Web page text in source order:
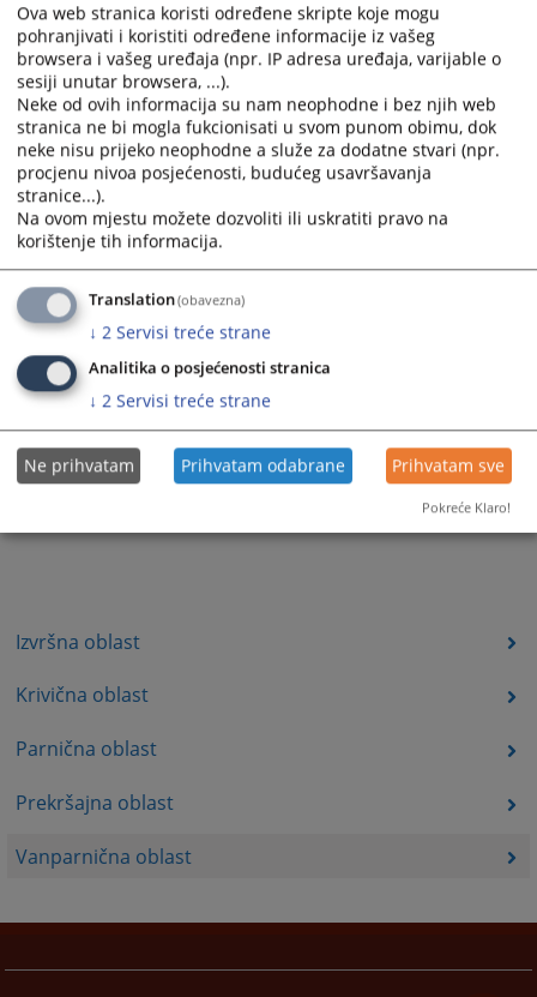
Izvršna oblast
Krivična oblast
Parnična oblast
Prekršajna oblast
Vanparnična oblast
Trenutno nema vijesti
Ova web stranica koristi određene skripte koje mogu
pohranjivati i koristiti određene informacije iz vašeg
browsera i vašeg uređaja (npr. IP adresa uređaja, varijable o
sesiji unutar browsera, ...).
Neke od ovih informacija su nam neophodne i bez njih web
stranica ne bi mogla fukcionisati u svom punom obimu, dok
neke nisu prijeko neophodne a služe za dodatne stvari (npr.
procjenu nivoa posjećenosti, budućeg usavršavanja
stranice...).
Na ovom mjestu možete dozvoliti ili uskratiti pravo na
korištenje tih informacija.
Translation(obavezna)
↓ 2 Servisi treće strane
Analitika o posjećenosti stranica
↓ 2 Servisi treće strane
Ne prihvatam Prihvatam odabrane Prihvatam sve
Pokreće Klaro!